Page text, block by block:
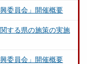
委員会」開催概要
する県の施策の実施
委員会」開催概要